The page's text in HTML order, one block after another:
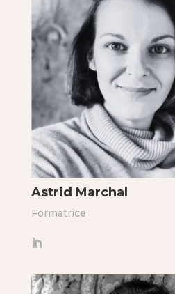
Astrid Marchal
Formatrice